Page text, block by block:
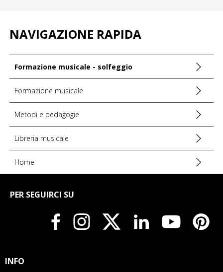
NAVIGAZIONE RAPIDA
Home
Libreria musicale
Metodi e pedagogie
Formazione musicale
Formazione musicale - solfeggio
PER SEGUIRCI SU
INFO